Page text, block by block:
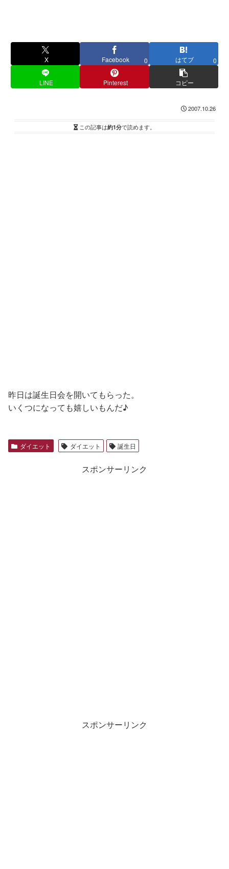
X Facebook 0 はてブ 0
LINE Pinterest コピー
2007.10.26
この記事は約1分で読めます。
昨日は誕生日会を開いてもらった。
いくつになっても嬉しいもんだ♪
ダイエット ダイエット 誕生日
スポンサーリンク
スポンサーリンク